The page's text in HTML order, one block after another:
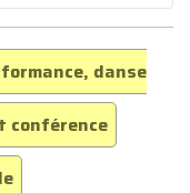
danse
conférence